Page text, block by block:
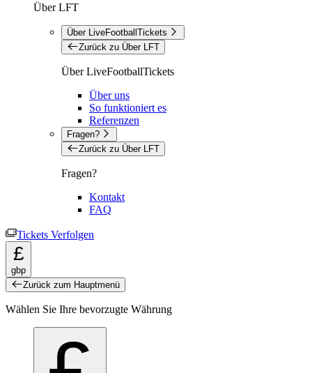
Über LFT
Über LiveFootballTickets
Zurück zu Über LFT
Über LiveFootballTickets
Über uns
So funktioniert es
Referenzen
Fragen?
Zurück zu Über LFT
Fragen?
Kontakt
FAQ
Tickets Verfolgen
£
gbp
Zurück zum Hauptmenü
Wählen Sie Ihre bevorzugte Währung